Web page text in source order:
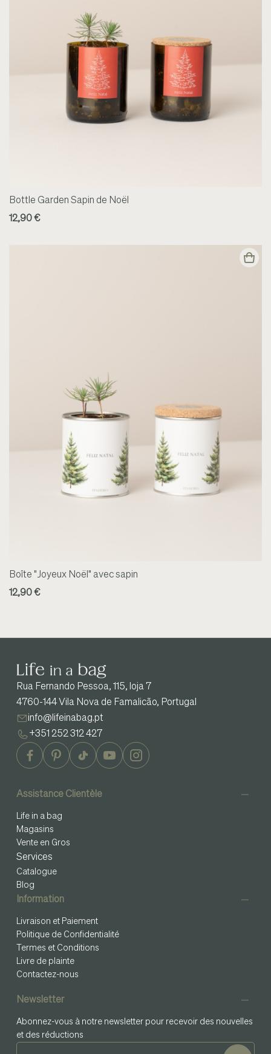
Bottle Garden Sapin de Noël
12,90 €
Boîte "Joyeux Noël" avec sapin
12,90 €
Rua Fernando Pessoa, 115, loja 7
4760-144 Vila Nova de Famalicão, Portugal
info@lifeinabag.pt
+351 252 312 427
Assistance Clientèle
Life in a bag
Magasins
Vente en Gros
Services
Catalogue
Blog
Information
Livraison et Paiement
Politique de Confidentialité
Termes et Conditions
Livre de plainte
Contactez-nous
Newsletter
Abonnez-vous à notre newsletter pour recevoir des nouvelles
et des réductions